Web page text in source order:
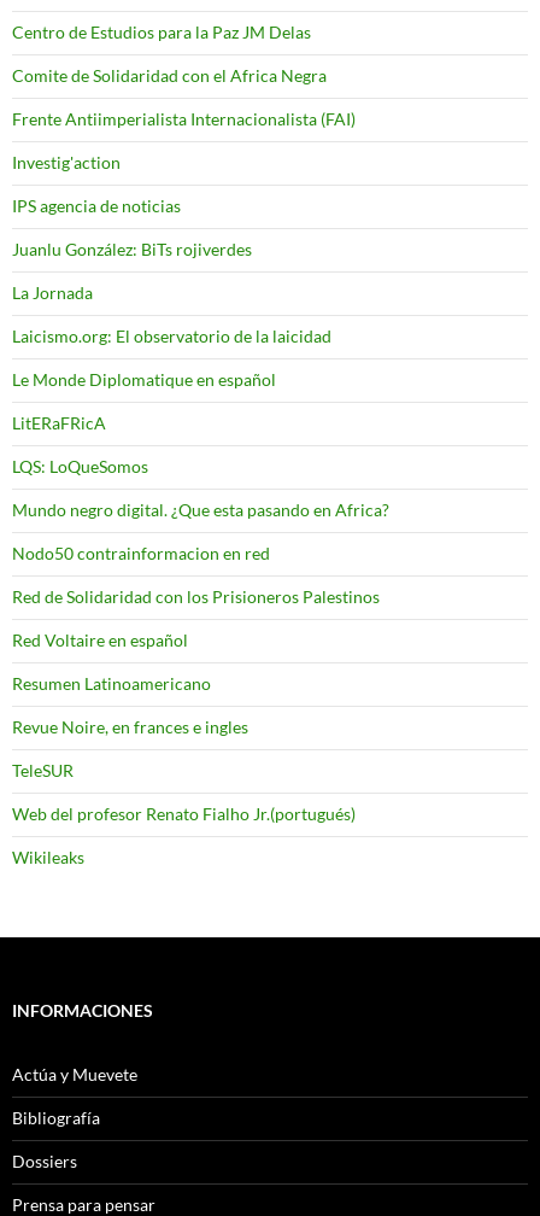
Centro de Estudios para la Paz JM Delas
Comite de Solidaridad con el Africa Negra
Frente Antiimperialista Internacionalista (FAI)
Investig'action
IPS agencia de noticias
Juanlu González: BiTs rojiverdes
La Jornada
Laicismo.org: El observatorio de la laicidad
Le Monde Diplomatique en español
LitERaFRicA
LQS: LoQueSomos
Mundo negro digital. ¿Que esta pasando en Africa?
Nodo50 contrainformacion en red
Red de Solidaridad con los Prisioneros Palestinos
Red Voltaire en español
Resumen Latinoamericano
Revue Noire, en frances e ingles
TeleSUR
Web del profesor Renato Fialho Jr.(portugués)
Wikileaks
INFORMACIONES
Actúa y Muevete
Bibliografía
Dossiers
Prensa para pensar